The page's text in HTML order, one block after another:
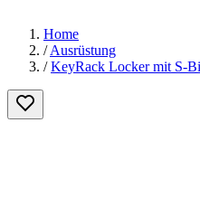
Home
/ Ausrüstung
/ KeyRack Locker mit S-